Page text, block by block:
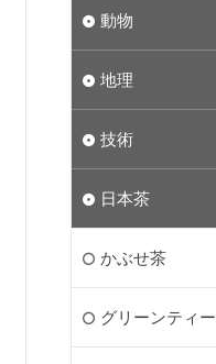
動物
地理
技術
日本茶
かぶせ茶
グリーンティー